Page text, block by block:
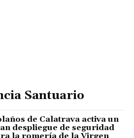
Santuario
de Calatrava activa un
despliegue de seguridad